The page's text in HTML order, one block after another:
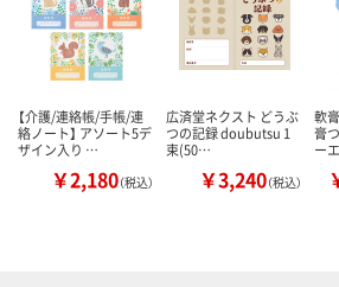
【介護/連絡帳/手帳/連
絡ノート】 アソート5デ
ザイン入り …
￥2,180（税込）
広済堂ネクスト どうぶ
つの記録 doubutsu 1
束(50…
￥3,240（税込）
軟
膏
ー